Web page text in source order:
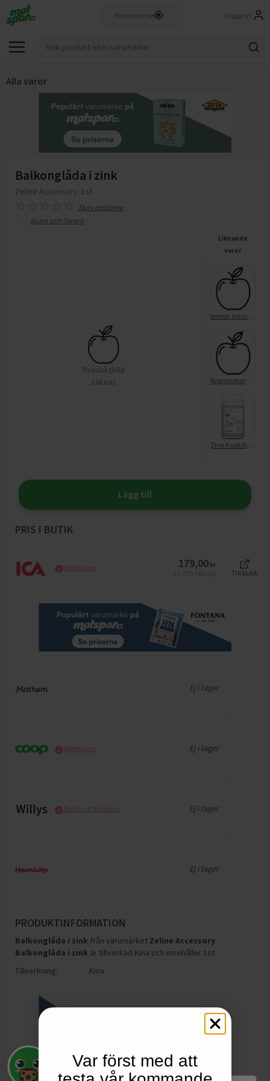
Logga in
Alla varor
Balkonglåda i zink
Zeline Accessory 1st
Skriv omdöme
Spara som favorit
Produktbild
saknas
Liknande
varor
lemon press zink alloy
Regnmätare Rund, Zink
Zink Kosttillskott
Lägg till
PRIS I BUTIK
Webbpriser 179,00 kr
Till butik
Ej i lager
Webbpriser Ej i lager
Butiks- & Webbpris Ej i lager
Ej i lager
PRODUKTINFORMATION
Balkonglåda i zink från varumärket Zeline Accessory.
Balkonglåda i zink är tillverkad Kina och innehåller 1st.
Tillverkning:
Kina
Var först med att